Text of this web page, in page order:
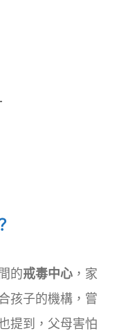
的戒毒中心 ，家
孩子的機構，嘗
提到，父母害怕